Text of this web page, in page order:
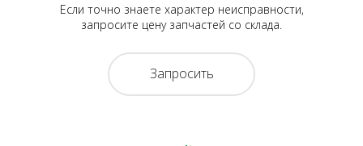
Если точно знаете характер неисправности,
запросите цену запчастей со склада.
Запросить